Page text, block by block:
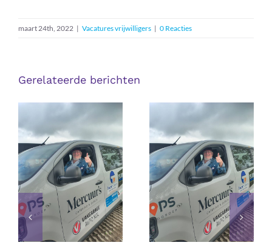
maart 24th, 2022 | Vacatures vrijwilligers | 0 Reacties
Gerelateerde berichten